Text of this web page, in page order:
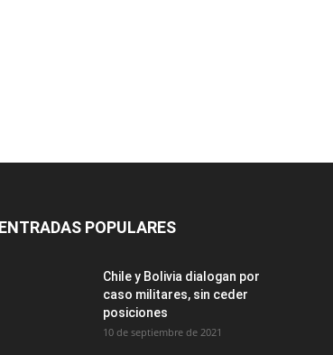
ENTRADAS POPULARES
Chile y Bolivia dialogan por
caso militares, sin ceder
posiciones
10 de septiembre de 2021